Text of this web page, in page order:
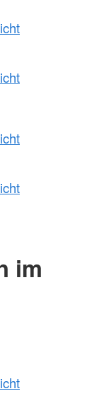
im